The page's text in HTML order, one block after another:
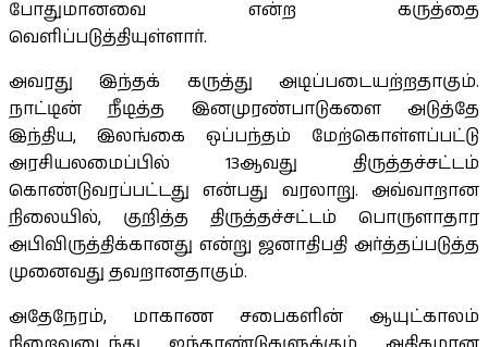
போதுமானவை என்ற கருத்தை
வெளிப்படுத்தியுள்ளார்.
அவரது இந்தக் கருத்து அடிப்படையற்றதாகும்.
நாட்டின் நீடித்த இனமுரண்பாடுகளை அடுத்தே
இந்திய, இலங்கை ஒப்பந்தம் மேற்கொள்ளப்பட்டு
அரசியலமைப்பில் 13ஆவது திருத்தச்சட்டம்
கொண்டுவரப்பட்டது என்பது வரலாறு. அவ்வாறான
நிலையில், குறித்த திருத்தச்சட்டம் பொருளாதார
அபிவிருத்திக்கானது என்று ஜனாதிபதி அர்த்தப்படுத்த
முனைவது தவறானதாகும்.
அதேநேரம், மாகாண சபைகளின் ஆயுட்காலம்